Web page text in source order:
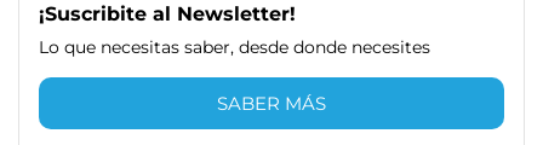
¡Suscribite al Newsletter!
Lo que necesitas saber, desde donde necesites
SABER MÁS